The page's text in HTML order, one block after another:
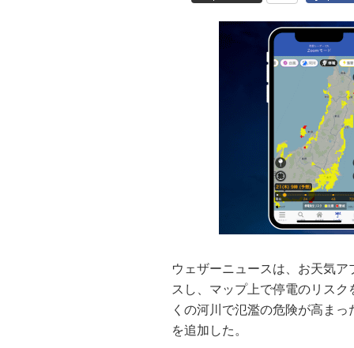
ウェザーニュースは、お天気
スし、マップ上で停電のリス
くの河川で氾濫の危険が高ま
を追加した。